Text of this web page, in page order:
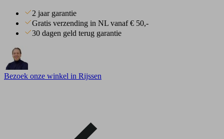
2 jaar garantie
Gratis verzending in NL vanaf € 50,-
30 dagen geld terug garantie
Bezoek onze winkel in Rijssen